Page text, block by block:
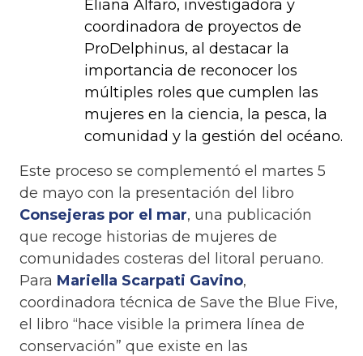
Eliana Alfaro, investigadora y
coordinadora de proyectos de
ProDelphinus, al destacar la
importancia de reconocer los
múltiples roles que cumplen las
mujeres en la ciencia, la pesca, la
comunidad y la gestión del océano.
Este proceso se complementó el martes 5
de mayo con la presentación del libro
Consejeras por el mar, una publicación
que recoge historias de mujeres de
comunidades costeras del litoral peruano.
Para Mariella Scarpati Gavino,
coordinadora técnica de Save the Blue Five,
el libro “hace visible la primera línea de
conservación” que existe en las